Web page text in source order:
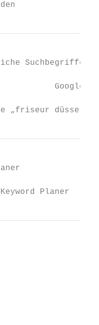
Suchbegriffe
Google
„friseur
Planer